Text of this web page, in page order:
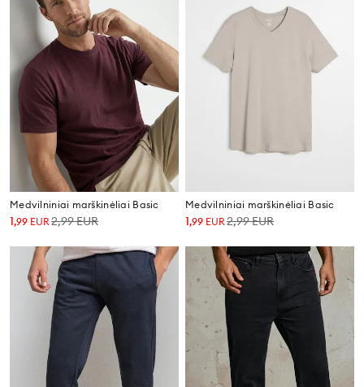
Medvilniniai marškinėliai Basic
1,99 EUR2,99EUR
Medvilniniai marškinėliai Basic
1,99 EUR2,99EUR